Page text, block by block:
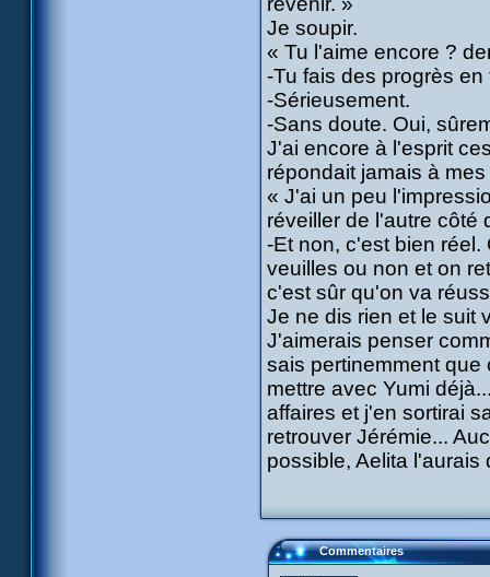
Je soupir.
« Tu l'aime encore ?
-Tu fais des progrès
-Sérieusement.
-Sans doute. Oui,
J'ai encore à l'esprit
répondait jamais à
« J'ai un peu
réveiller de l'autre côté
-Et non, c'est bien réel.
veuilles ou non et on
c'est sûr qu'on va
Je ne dis rien et le suit
J'aimerais penser
sais pertinemment que
mettre avec Yumi
affaires et j'en sortirai
retrouver Jérémie...
possible, Aelita l'aurais
Commentaires